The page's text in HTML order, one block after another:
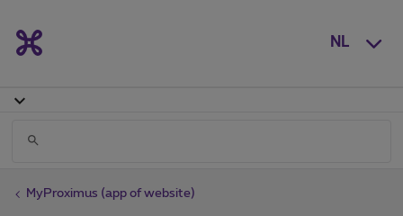
NL
MyProximus (app of website)